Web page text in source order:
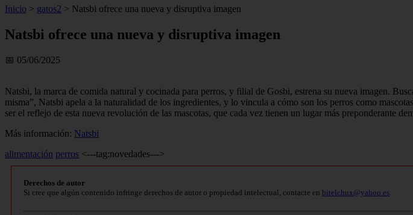
Inicio > gatos2 > Natsbi ofrece una nueva y disruptiva imagen
Natsbi ofrece una nueva y disruptiva imagen
📅 05/06/2025
Natsbi, la marca de comida natural y cocinada para perros, y filial de Gosbi, estrena su nueva imagen.
misma”, Natsbi apela a la naturalidad de los ingredientes, y lo vincula a cómo son los perros como
ser el reflejo de esta nueva revolución de las mascotas, que cada vez tienen un lugar más preponderante
Más información: Natsbi
alimentación perros <---tag:novedades--->
Derechos de autor
Si cree que algún contenido infringe derechos de autor o propiedad intelectual, contacte en bitelchux@yahoo.es